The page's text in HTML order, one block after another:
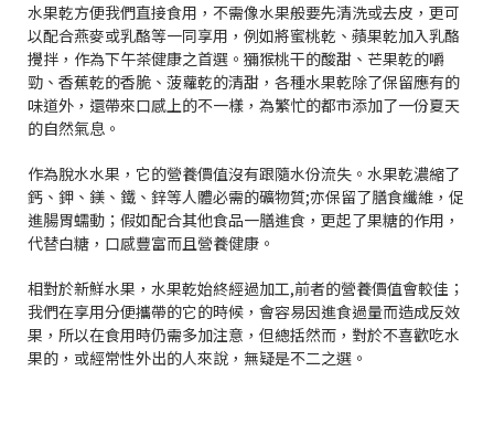
水果乾方便我們直接食用，不需像水果般要先清洗或去皮，更可
以配合燕麥或乳酪等一同享用，例如將蜜桃乾、蘋果乾加入乳酪
攪拌，作為下午茶健康之首選。獼猴桃干的酸甜、芒果乾的嚼
勁、香蕉乾的香脆、菠蘿乾的清甜，各種水果乾除了保留應有的
味道外，還帶來口感上的不一樣，為繁忙的都市添加了一份夏天
的自然氣息。
作為脫水水果，它的營養價值沒有跟隨水份流失。水果乾濃縮了
鈣、鉀、鎂、鐵、鋅等人體必需的礦物質;亦保留了膳食纖維，促
進腸胃蠕動；假如配合其他食品一膳進食，更起了果糖的作用，
代替白糖，口感豐富而且營養健康。
相對於新鮮水果，水果乾始終經過加工,前者的營養價值會較佳；
我們在享用分便攜帶的它的時候，會容易因進食過量而造成反效
果，所以在食用時仍需多加注意，但總括然而，對於不喜歡吃水
果的，或經常性外出的人來說，無疑是不二之選。